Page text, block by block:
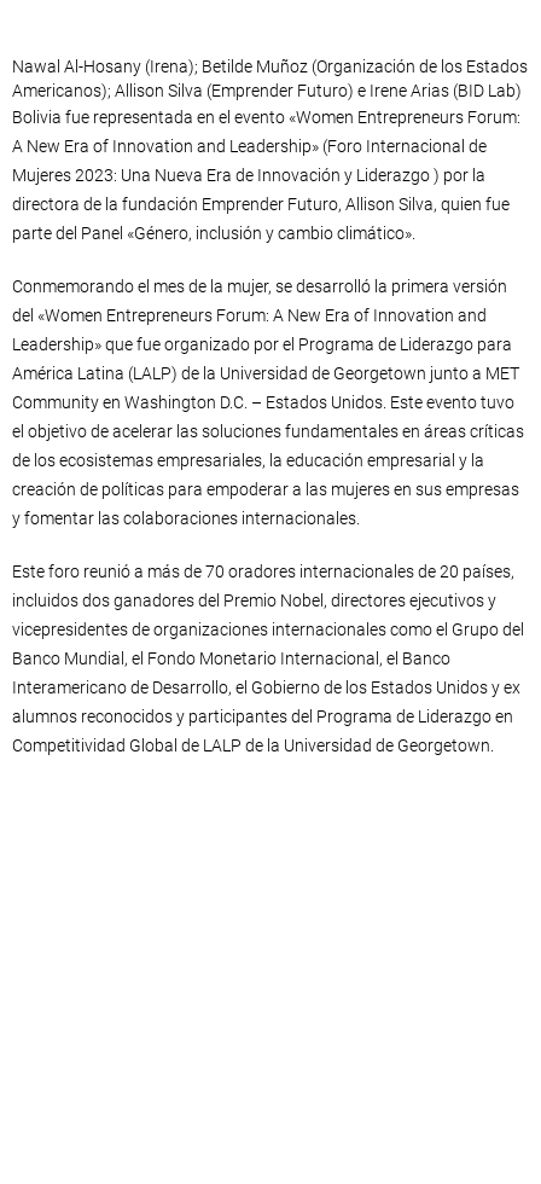
Nawal Al-Hosany (Irena); Betilde Muñoz (Organización de los Estados
Americanos); Allison Silva (Emprender Futuro) e Irene Arias (BID Lab)
Bolivia fue representada en el evento «Women Entrepreneurs Forum:
A New Era of Innovation and Leadership» (Foro Internacional de
Mujeres 2023: Una Nueva Era de Innovación y Liderazgo ) por la
directora de la fundación Emprender Futuro, Allison Silva, quien fue
parte del Panel «Género, inclusión y cambio climático».
Conmemorando el mes de la mujer, se desarrolló la primera versión
del «Women Entrepreneurs Forum: A New Era of Innovation and
Leadership» que fue organizado por el Programa de Liderazgo para
América Latina (LALP) de la Universidad de Georgetown junto a MET
Community en Washington D.C. – Estados Unidos. Este evento tuvo
el objetivo de acelerar las soluciones fundamentales en áreas críticas
de los ecosistemas empresariales, la educación empresarial y la
creación de políticas para empoderar a las mujeres en sus empresas
y fomentar las colaboraciones internacionales.
Este foro reunió a más de 70 oradores internacionales de 20 países,
incluidos dos ganadores del Premio Nobel, directores ejecutivos y
vicepresidentes de organizaciones internacionales como el Grupo del
Banco Mundial, el Fondo Monetario Internacional, el Banco
Interamericano de Desarrollo, el Gobierno de los Estados Unidos y ex
alumnos reconocidos y participantes del Programa de Liderazgo en
Competitividad Global de LALP de la Universidad de Georgetown.